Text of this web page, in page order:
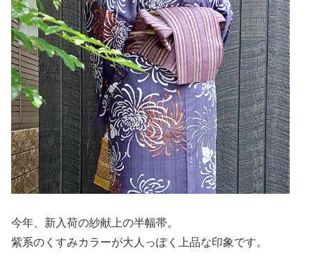
今年、新入荷の紗献上の半幅帯。
紫系のくすみカラーが大人っぽく上品な印象です。